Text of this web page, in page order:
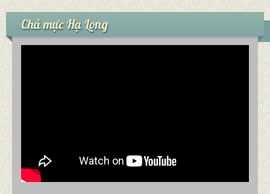
Chả mực Hạ Long